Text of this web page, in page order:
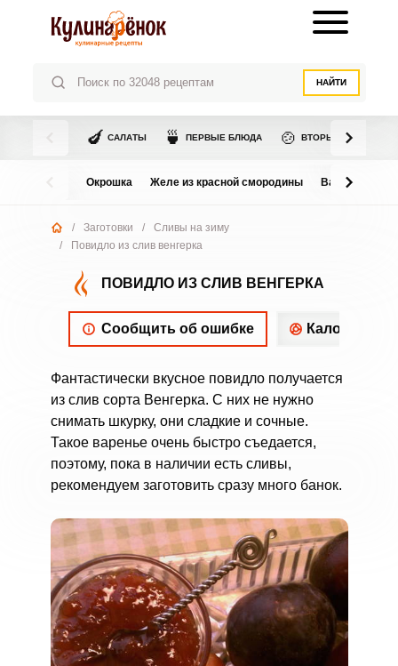
НАЙТИ
🍆 САЛАТЫ 🍵 ПЕРВЫЕ БЛЮДА 🍲 ВТОРЫЕ БЛЮДА
Окрошка Желе из красной смородины Варенье из
/ Заготовки /
Сливы на зиму
/
Повидло из слив венгерка
ПОВИДЛО ИЗ СЛИВ ВЕНГЕРКА
Сообщить об ошибке
Фантастически вкусное повидло получается
из слив сорта Венгерка. С них не нужно
снимать шкурку, они сладкие и сочные.
Такое варенье очень быстро съедается,
поэтому, пока в наличии есть сливы,
рекомендуем заготовить сразу много банок.